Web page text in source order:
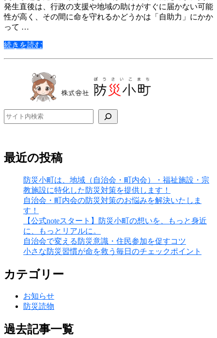
発生直後は、行政の支援や地域の助けがすぐに届かない可能
性が高く、その間に命を守れるかどうかは「自助力」にかか
って …
続きを読む
検索
最近の投稿
防災小町は、地域（自治会・町内会）・福祉施設・宗
教施設に特化した防災対策を提供します！
自治会・町内会の防災対策のお悩みを解決いたしま
す！
【公式noteスタート】防災小町の想いを、もっと身近
に、もっとリアルに。
自治会で変える防災意識・住民参加を促すコツ
小さな防災習慣が命を救う毎日のチェックポイント
カテゴリー
お知らせ
防災読物
過去記事一覧